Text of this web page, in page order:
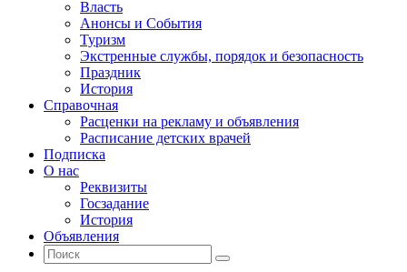
Власть
Анонсы и События
Туризм
Экстренные службы, порядок и безопасность
Праздник
История
Справочная
Расценки на рекламу и объявления
Расписание детских врачей
Подписка
О нас
Реквизиты
Госзадание
История
Объявления
Поиск
Искать:
Поиск